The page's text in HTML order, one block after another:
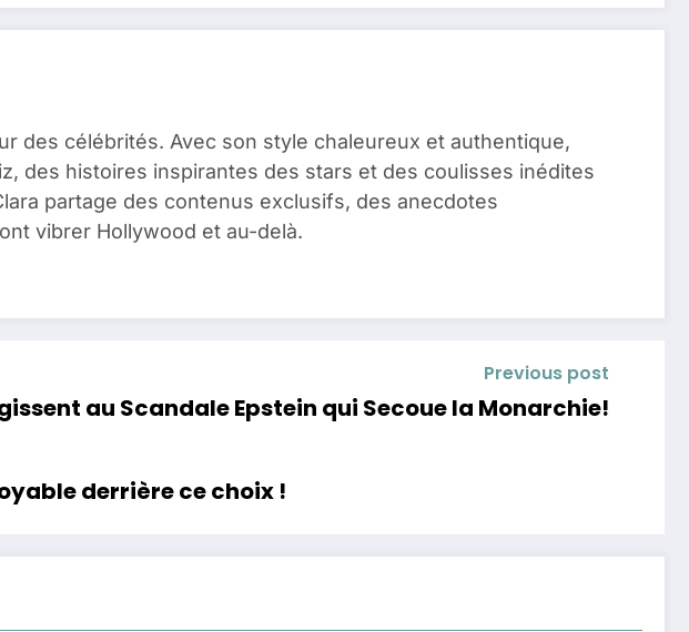
des célébrités. Avec son style chaleureux et authentique,
des histoires inspirantes des stars et des coulisses inédites
partage des contenus exclusifs, des anecdotes
vibrer Hollywood et au-delà.
Previous post
au Scandale Epstein qui Secoue la Monarchie!
derrière ce choix !